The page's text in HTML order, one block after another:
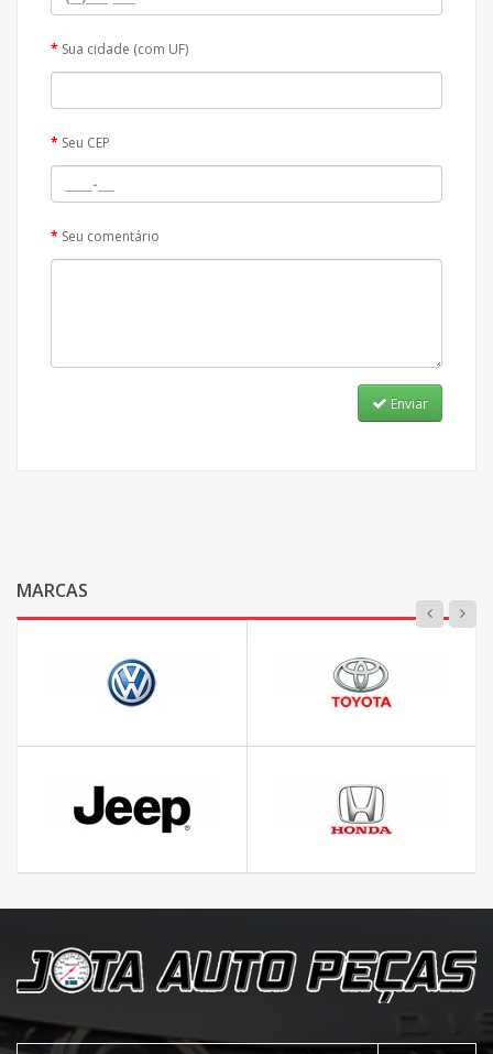
Sua cidade (com UF)
Seu CEP
Seu comentário
Enviar
MARCAS